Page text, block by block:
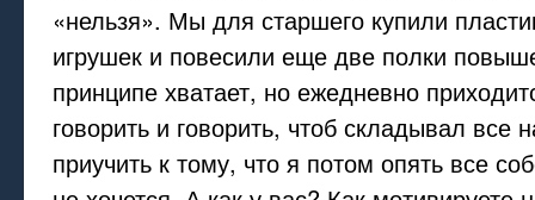
«нельзя». Мы для старшего купили
игрушек и повесили еще две полки
принципе хватает, но ежедневно
говорить и говорить, чтоб складывал все
приучить к тому, что я потом опять все